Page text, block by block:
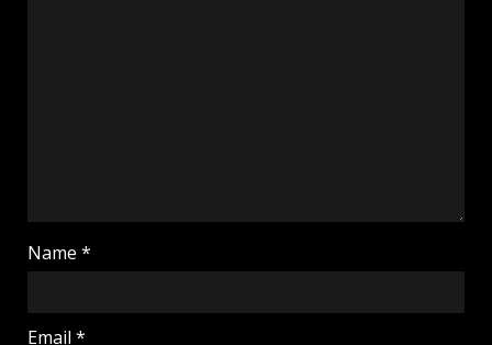
Name *
Email *